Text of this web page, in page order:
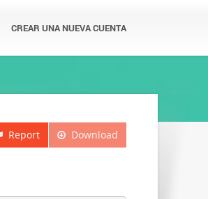
CREAR UNA NUEVA CUENTA
Download
Report